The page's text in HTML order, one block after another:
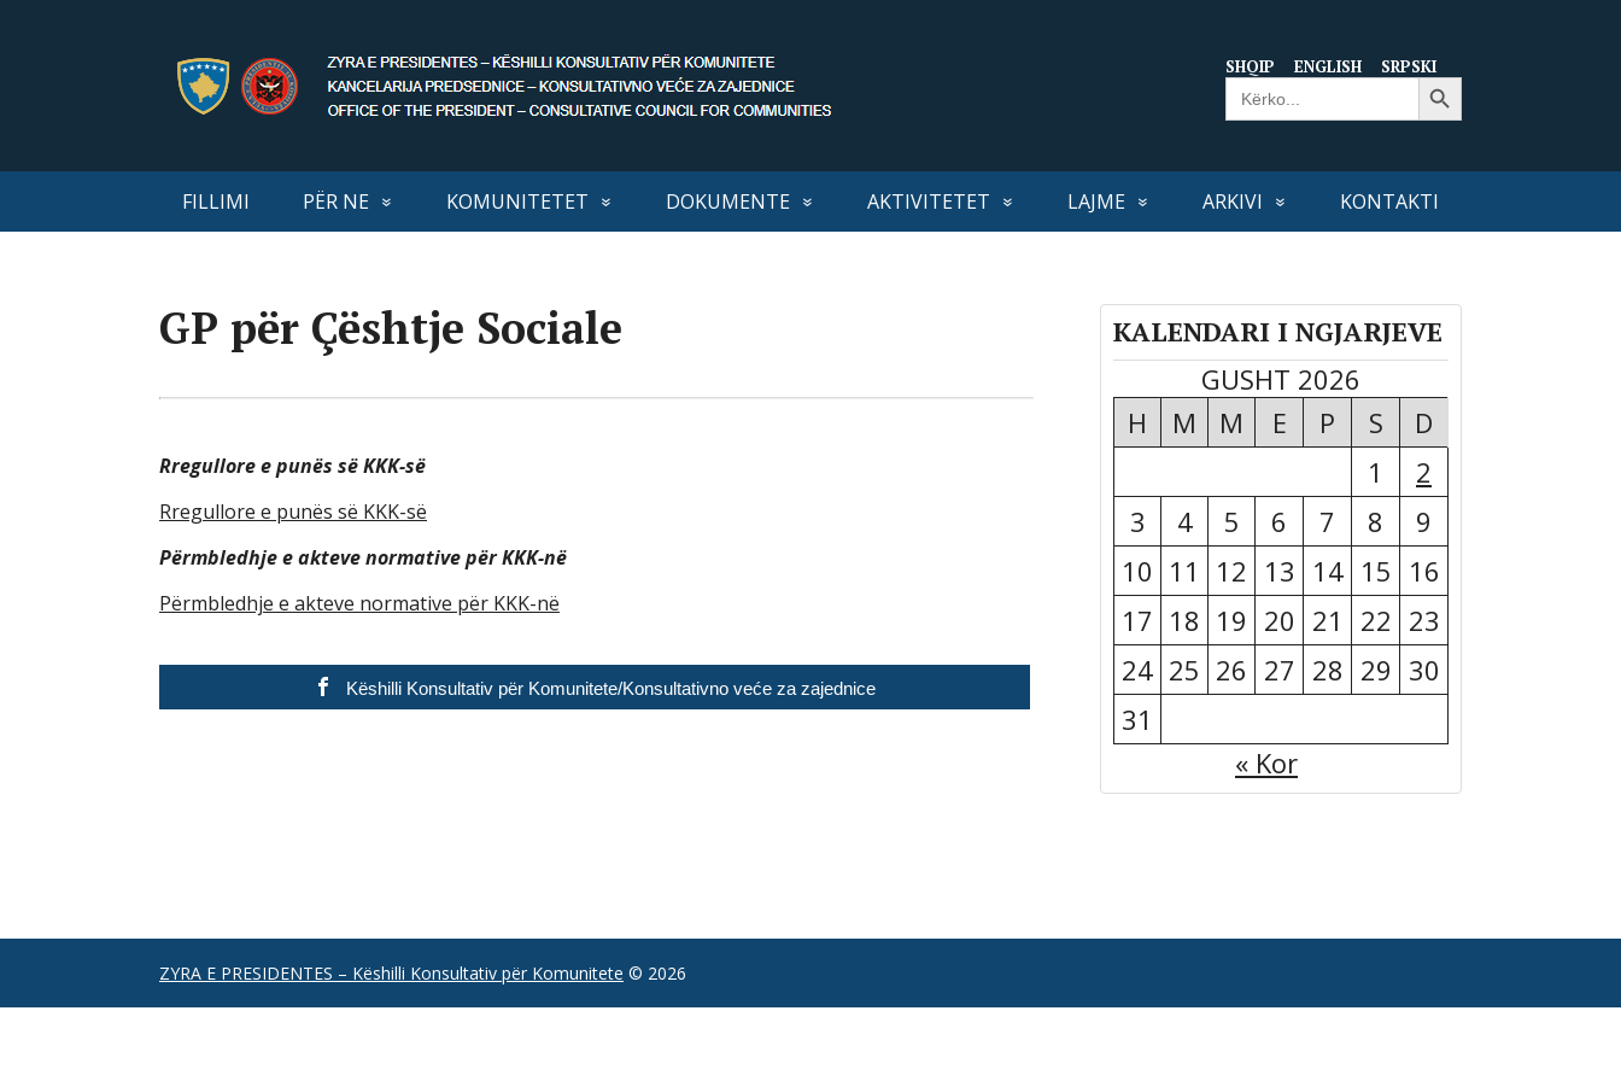
SHQIP ENGLISH SRPSKI
Search
for:
Search Button
FILLIMI PËR NE KOMUNITETET DOKUMENTE AKTIVITETET LAJME ARKIVI KONTAKTI
GP për Çështje Sociale
Rregullore e punës së KKK-së
Rregullore e punës së KKK-së
Përmbledhje e akteve normative për KKK-në
Përmbledhje e akteve normative për KKK-në
Këshilli Konsultativ për Komunitete/Konsultativno veće za zajednice
KALENDARI I NGJARJEVE
GUSHT 2026
H
M M E P S
D
1
2
3
4 5 6 7 8
9
10 11 12 13 14 15 16
17 18 19 20 21 22 23
24 25 26 27 28 29 30
31
« Kor
ZYRA E PRESIDENTES – Këshilli Konsultativ për Komunitete © 2026